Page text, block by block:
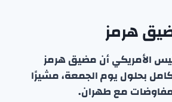
هرمز
الأمريكي أن مضيق هرمز
بحلول يوم الجمعة، مشيرًا
مع طهران.